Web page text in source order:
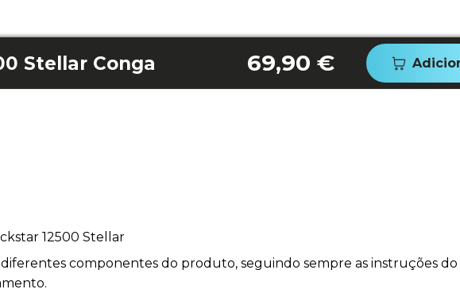
Stellar Conga 69,90 €
12500 Stellar
componentes do produto, seguindo sempre as instruções